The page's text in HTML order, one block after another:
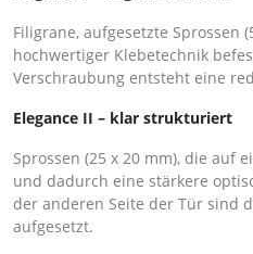
Filigrane, aufgesetzte Sprossen
hochwertiger Klebetechnik
Verschraubung entsteht eine
Elegance II – klar strukturiert
Sprossen (25 x 20 mm), die auf
und dadurch eine stärkere
der anderen Seite der Tür sind
aufgesetzt.